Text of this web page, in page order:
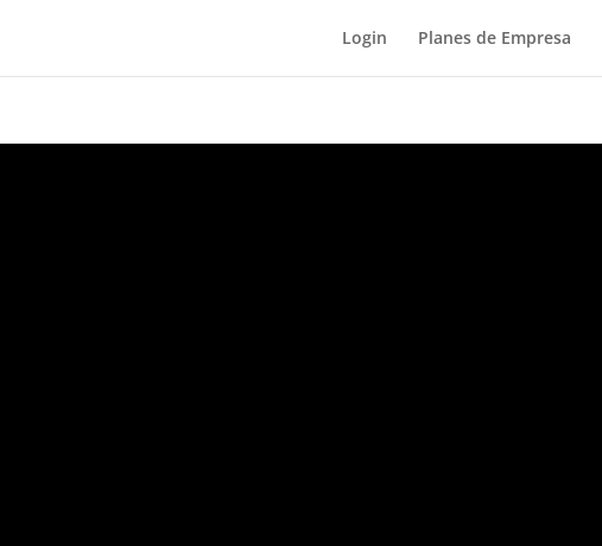
Login Planes de Empresa